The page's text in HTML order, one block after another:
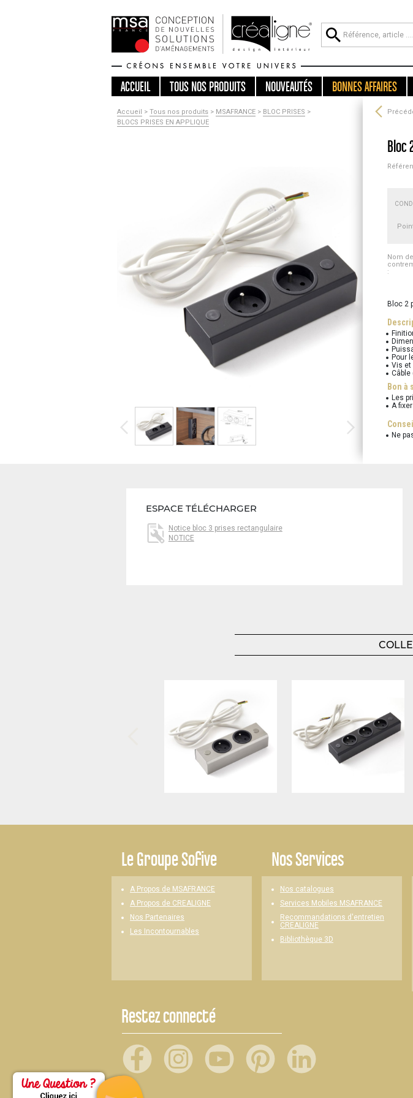
ACCUEIL TOUSNOS PRODUITS NOUVEAUTÉS BONNES AFFAIRES
Accueil > Tous nos produits> MSAFRANCE> BLOC PRISES >
BLOCS PRISES EN APPLIQUE
Bloc
Nom
:
Bloc 2
Pour
Vis et
Câble
Bon à
Les
A
Ne
ESPACE TÉLÉCHARGER
Notice bloc 3 prises rectangulaire
NOTICE
LeGroupe Sofive
A Propos de MSAFRANCE
A Propos de CREALIGNE
Nos Partenaires
Les Incontournables
Nos Services
Nos catalogues
Services Mobiles MSAFRANCE
Recommandations d'entretien
CREALIGNE
Bibliothèque 3D
Restez connecté